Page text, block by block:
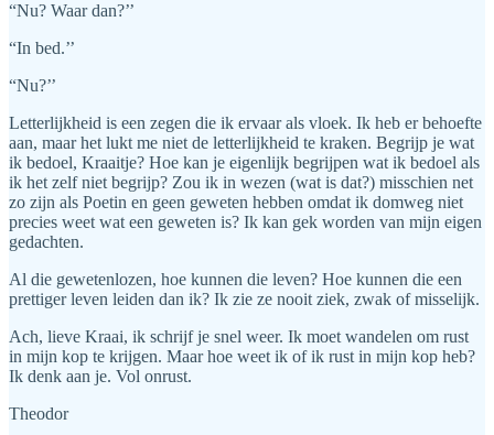
“Nu? Waar dan?’’
“In bed.’’
“Nu?’’
Letterlijkheid is een zegen die ik ervaar als vloek. Ik heb er behoefte
aan, maar het lukt me niet de letterlijkheid te kraken. Begrijp je wat
ik bedoel, Kraaitje? Hoe kan je eigenlijk begrijpen wat ik bedoel als
ik het zelf niet begrijp? Zou ik in wezen (wat is dat?) misschien net
zo zijn als Poetin en geen geweten hebben omdat ik domweg niet
precies weet wat een geweten is? Ik kan gek worden van mijn eigen
gedachten.
Al die gewetenlozen, hoe kunnen die leven? Hoe kunnen die een
prettiger leven leiden dan ik? Ik zie ze nooit ziek, zwak of misselijk.
Ach, lieve Kraai, ik schrijf je snel weer. Ik moet wandelen om rust
in mijn kop te krijgen. Maar hoe weet ik of ik rust in mijn kop heb?
Ik denk aan je. Vol onrust.
Theodor